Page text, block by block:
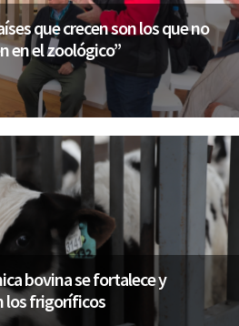
que crecen son los que no
en el zoológico”
bovina se fortalece y
los frigoríficos